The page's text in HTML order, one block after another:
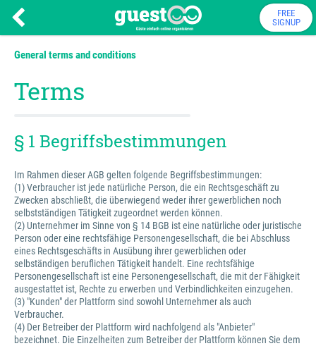
FREE
SIGNUP
General terms and conditions
Terms
§ 1 Begriffsbestimmungen
Im Rahmen dieser AGB gelten folgende Begriffsbestimmungen:
(1) Verbraucher ist jede natürliche Person, die ein Rechtsgeschäft zu
Zwecken abschließt, die überwiegend weder ihrer gewerblichen noch
selbstständigen Tätigkeit zugeordnet werden können.
(2) Unternehmer im Sinne von § 14 BGB ist eine natürliche oder juristische
Person oder eine rechtsfähige Personengesellschaft, die bei Abschluss
eines Rechtsgeschäfts in Ausübung ihrer gewerblichen oder
selbständigen beruflichen Tätigkeit handelt. Eine rechtsfähige
Personengesellschaft ist eine Personengesellschaft, die mit der Fähigkeit
ausgestattet ist, Rechte zu erwerben und Verbindlichkeiten einzugehen.
(3) "Kunden" der Plattform sind sowohl Unternehmer als auch
Verbraucher.
(4) Der Betreiber der Plattform wird nachfolgend als "Anbieter"
bezeichnet. Die Einzelheiten zum Betreiber der Plattform können Sie dem